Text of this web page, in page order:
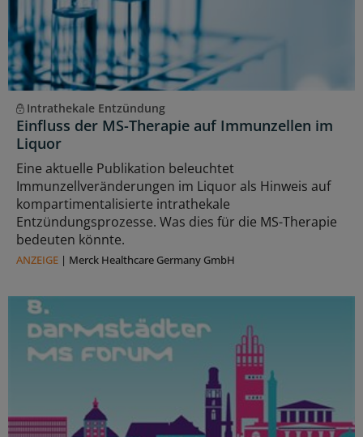
Intrathekale Entzündung
Einfluss der MS-Therapie auf Immunzellen im
Liquor
Eine aktuelle Publikation beleuchtet
Immunzellveränderungen im Liquor als Hinweis auf
kompartimentalisierte intrathekale
Entzündungsprozesse. Was dies für die MS-Therapie
bedeuten könnte.
ANZEIGE | Merck Healthcare Germany GmbH